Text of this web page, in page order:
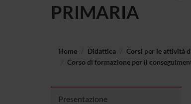
PRIMARIA
Home Didattica
Corsi per le attività
Corso di formazione per il
Presentazione